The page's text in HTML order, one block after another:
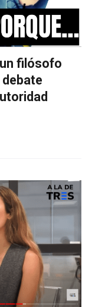
filósofo